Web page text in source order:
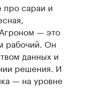
про сараи и
— это
рабочий. Он
данных и
решения. И
— на уровне